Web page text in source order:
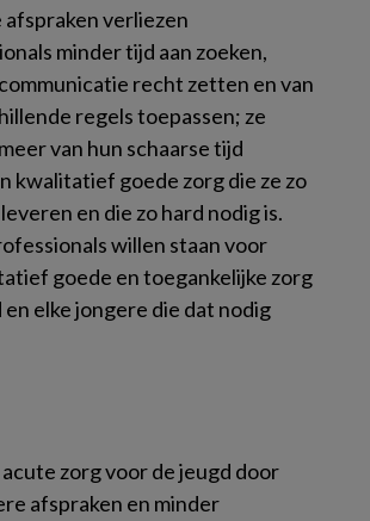
verliezen
minder tijd aan zoeken,
recht zetten en van
regels toepassen; ze
van hun schaarse tijd
kwalitatief goede zorg die ze zo
en die zo hard nodig is.
willen staan voor
goede en toegankelijke zorg
elke jongere die dat nodig
zorg voor de jeugd door
afspraken en minder